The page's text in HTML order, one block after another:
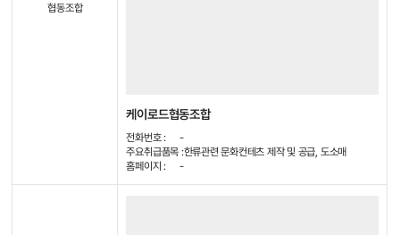
협동조합
케이로드협동조합
전화번호 :
-
주요취급품목 :한류관련 문화컨테츠 제작 및 공급, 도소매
홈페이지 :
-